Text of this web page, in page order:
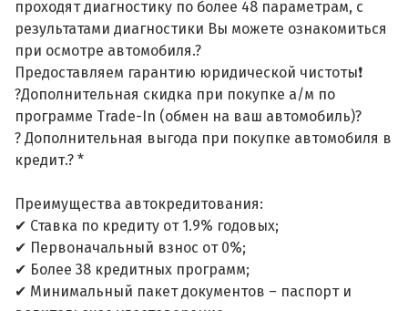
проходят диагностику по более 48 параметрам, с
результатами диагностики Вы можете ознакомиться
при осмотре автомобиля.?
Предоставляем гарантию юридической чистоты❗
?Дополнительная скидка при покупке а/м по
программе Trade-In (обмен на ваш автомобиль)?
? Дополнительная выгода при покупке автомобиля в
кредит.? *
Преимущества автокредитования:
✔ Ставка по кредиту от 1.9% годовых;
✔ Первоначальный взнос от 0%;
✔ Более 38 кредитных программ;
✔ Минимальный пакет документов – паспорт и